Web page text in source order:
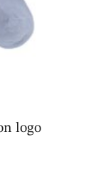
logo